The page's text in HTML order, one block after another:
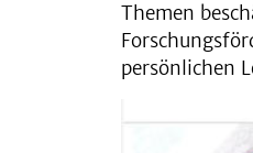
Themen
persönlichen